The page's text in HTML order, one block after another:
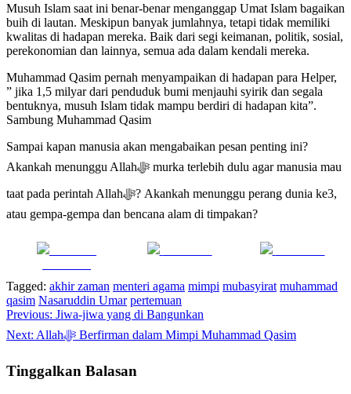
Musuh Islam saat ini benar-benar menganggap Umat Islam bagaikan
buih di lautan. Meskipun banyak jumlahnya, tetapi tidak memiliki
kwalitas di hadapan mereka. Baik dari segi keimanan, politik, sosial,
perekonomian dan lainnya, semua ada dalam kendali mereka.
Muhammad Qasim pernah menyampaikan di hadapan para Helper,
” jika 1,5 milyar dari penduduk bumi menjauhi syirik dan segala
bentuknya, musuh Islam tidak mampu berdiri di hadapan kita”.
Sambung Muhammad Qasim
Sampai kapan manusia akan mengabaikan pesan penting ini?
Akankah menunggu Allahﷻ murka terlebih dulu agar manusia mau
taat pada perintah Allahﷻ? Akankah menunggu perang dunia ke3,
atau gempa-gempa dan bencana alam di timpakan?
Tagged: akhir zaman menteri agama mimpi mubasyirat muhammad
qasim Nasaruddin Umar pertemuan
Navigasi
pos
Previous: Jiwa-jiwa yang di Bangunkan
Next:
Allahﷻ Berfirman dalam Mimpi Muhammad Qasim
Tinggalkan Balasan